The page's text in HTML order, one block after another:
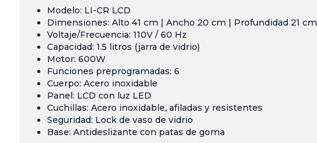
Modelo: LI-CR LCD
Dimensiones: Alto 41 cm | Ancho 20 cm | Profundidad 21 cm
Voltaje/Frecuencia: 110V / 60 Hz
Capacidad: 1.5 litros (jarra de vidrio)
Motor: 600W
Funciones preprogramadas: 6
Cuerpo: Acero inoxidable
Panel: LCD con luz LED
Cuchillas: Acero inoxidable, afiladas y resistentes
Seguridad: Lock de vaso de vidrio
Base: Antideslizante con patas de goma